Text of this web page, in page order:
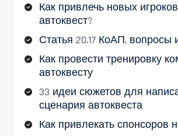
Как привлечь новых
автоквест?
Статья 20.17 КоАП, вопросы
Как провести тренировку
автоквесту
33 идеи сюжетов для
сценария автоквеста
Как привлекать спонсоров